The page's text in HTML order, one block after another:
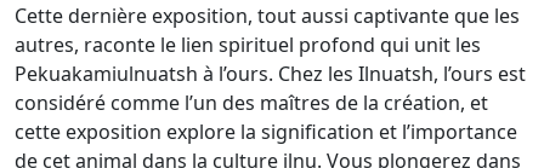
Cette dernière exposition, tout aussi captivante que les
autres, raconte le lien spirituel profond qui unit les
Pekuakamiulnuatsh à l’ours. Chez les Ilnuatsh, l’ours est
considéré comme l’un des maîtres de la création, et
cette exposition explore la signification et l’importance
de cet animal dans la culture ilnu. Vous plongerez dans